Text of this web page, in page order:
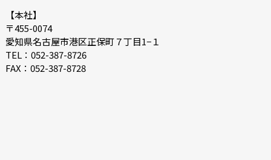
2021-04
2021-02
2020-12
【本社】
〒455-0074
愛知県名古屋市港区正保町７丁目1−１
TEL：052-387-8726
FAX：052-387-8728